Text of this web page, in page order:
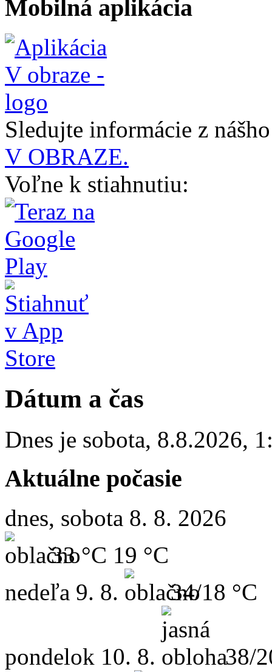
Mobilná aplikácia
Sledujte informácie z
V OBRAZE.
Voľne k stiahnutiu:
Dátum a čas
Dnes je sobota, 8.8.2026,
Aktuálne počasie
dnes, sobota 8. 8. 2026
33 °C 19 °C
nedeľa 9. 8. 34/18 °C
pondelok 10. 8.
38/